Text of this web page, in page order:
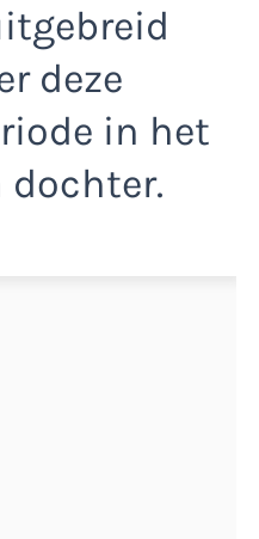
deze
in het
dochter.